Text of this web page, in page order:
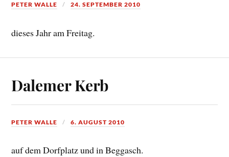
PETER WALLE 24. SEPTEMBER 2010
dieses Jahr am Freitag.
Dalemer Kerb
PETER WALLE 6. AUGUST 2010
auf dem Dorfplatz und in Beggasch.